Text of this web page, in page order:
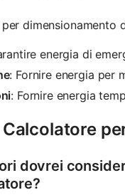
dimensionamento
energia di
: Fornire energia per
: Fornire energia
Calcolatore
dovrei